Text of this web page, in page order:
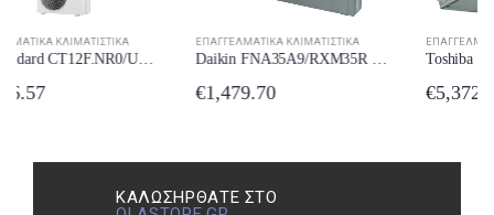
ΕΠΑΓΓΕΛΜΑΤΙΚΆ ΚΛΙΜΑΤΙΣΤΙΚΆ
Daikin FNA35A9/RXM35R Επαγγελματικό Κλιματιστικό Inverter Δαπέδου 12000 BTU με Ψυκτικό Υγρό R32
€1,479.70
ΕΠΑΓΓΕΛΜΑΤΙΚΆ ΚΛΙΜΑΤΙΣΤΙΚΆ
Toshiba RAV-GP1401AT8-E/RM1401BTP-E Επαγγελματικό Κλιματιστικό Καναλάτο
€5,372.51
ΚΑΛΩΣΉΡΘΑΤΕ ΣΤΟ